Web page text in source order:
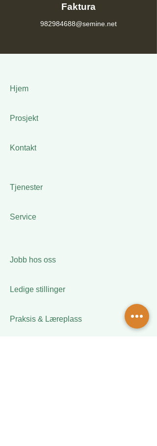
Faktura
982984688@semine.net
Hjem
Prosjekt
Kontakt
Tjenester
Service
Jobb hos oss
Ledige stillinger
Praksis & Læreplass